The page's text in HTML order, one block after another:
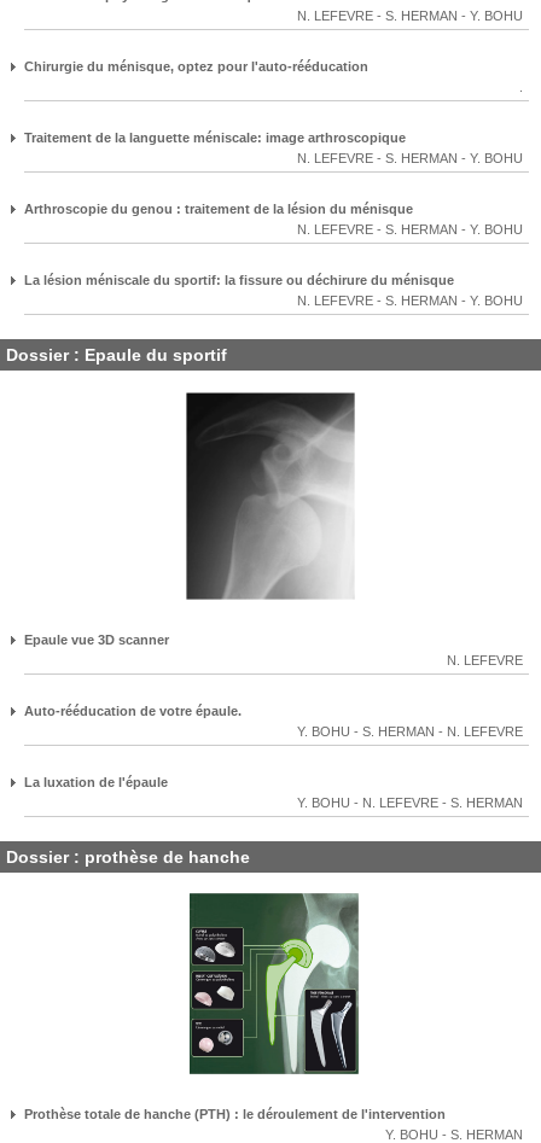
N. LEFEVRE - S. HERMAN - Y. BOHU
Chirurgie du ménisque, optez pour l'auto-rééducation
Traitement de la languette méniscale: image arthroscopique
N. LEFEVRE - S. HERMAN - Y. BOHU
Arthroscopie du genou : traitement de la lésion du ménisque
N. LEFEVRE - S. HERMAN - Y. BOHU
La lésion méniscale du sportif: la fissure ou déchirure du ménisque
N. LEFEVRE - S. HERMAN - Y. BOHU
Dossier : Epaule du sportif
Epaule vue 3D scanner
N. LEFEVRE
Auto-rééducation de votre épaule.
Y. BOHU - S. HERMAN - N. LEFEVRE
La luxation de l'épaule
Y. BOHU - N. LEFEVRE - S. HERMAN
Dossier : prothèse de hanche
Prothèse totale de hanche (PTH) : le déroulement de l'intervention
Y. BOHU - S. HERMAN